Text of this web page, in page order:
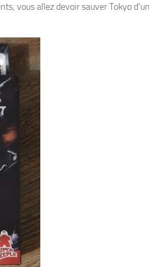
vous allez devoir sauver Tokyo